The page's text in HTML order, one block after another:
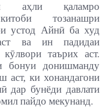
аҳли қаламро
тозанашри
устод Айнӣ ба худ
ва ин падидаи
таърих аст.
бонуи донишманду
аст, ки хонандагони
дар бунёди давлати
пайдо мекунанд.